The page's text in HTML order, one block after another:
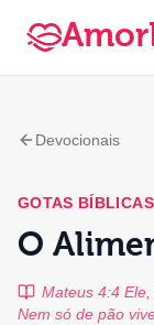
Devocionais
GOTAS BÍBLICAS
O
Mateus 4:4
Nem só de pão